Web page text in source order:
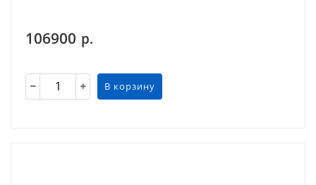
106900 р.
В корзину